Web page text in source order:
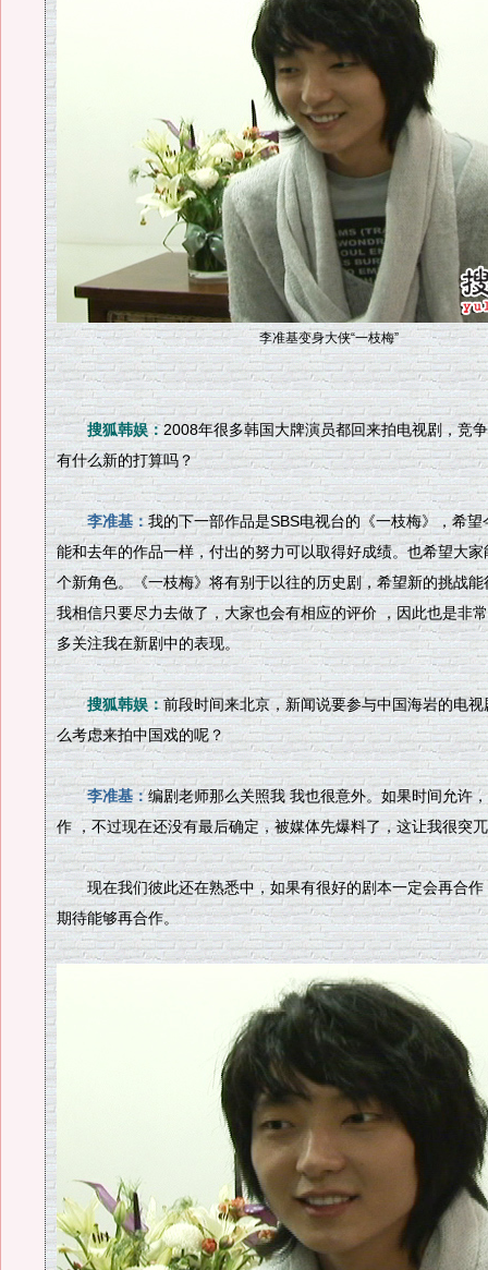
李准基变身大侠“一枝梅”
搜狐韩娱：2008年很多韩国大牌演员都回来拍电视剧，竞
有什么新的打算吗？
李准基：我的下一部作品是SBS电视台的《一枝梅》，希望
能和去年的作品一样，付出的努力可以取得好成绩。也希望大
个新角色。《一枝梅》将有别于以往的历史剧，希望新的挑战
我相信只要尽力去做了，大家也会有相应的评价 ，因此也是非
多关注我在新剧中的表现。
搜狐韩娱：前段时间来北京，新闻说要参与中国海岩的电
么考虑来拍中国戏的呢？
李准基：编剧老师那么关照我 我也很意外。如果时间允许
作 ，不过现在还没有最后确定，被媒体先爆料了，这让我很突
现在我们彼此还在熟悉中，如果有很好的剧本一定会再合作
期待能够再合作。